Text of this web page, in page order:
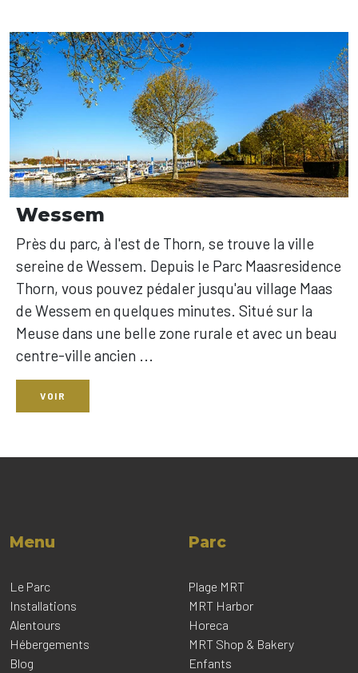
Wessem
Près du parc, à l'est de Thorn, se trouve la ville
sereine de Wessem. Depuis le Parc Maasresidence
Thorn, vous pouvez pédaler jusqu'au village Maas
de Wessem en quelques minutes. Situé sur la
Meuse dans une belle zone rurale et avec un beau
centre-ville ancien ...
VOIR
Menu
Le Parc
Installations
Alentours
Hébergements
Blog
Parc
Plage MRT
MRT Harbor
Horeca
MRT Shop & Bakery
Enfants